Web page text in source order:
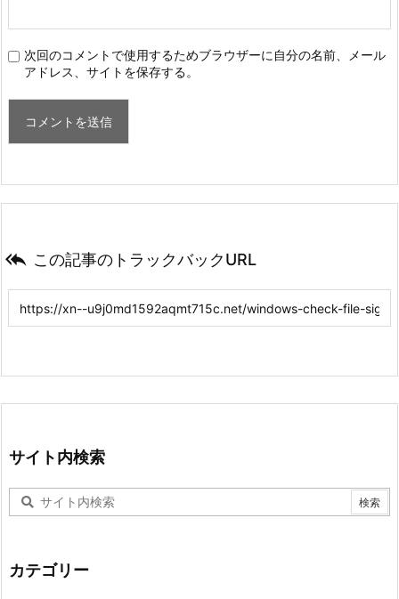
次回のコメントで使用するためブラウザーに自分の名前、メール
アドレス、サイトを保存する。
 この記事のトラックバックURL
サイト内検索
カテゴリー